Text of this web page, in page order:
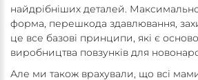
найдрібніших деталей.
форма, перешкода здавлювання,
це все базові принципи, які є
виробництва повзунків для
Але ми також врахували, що всі